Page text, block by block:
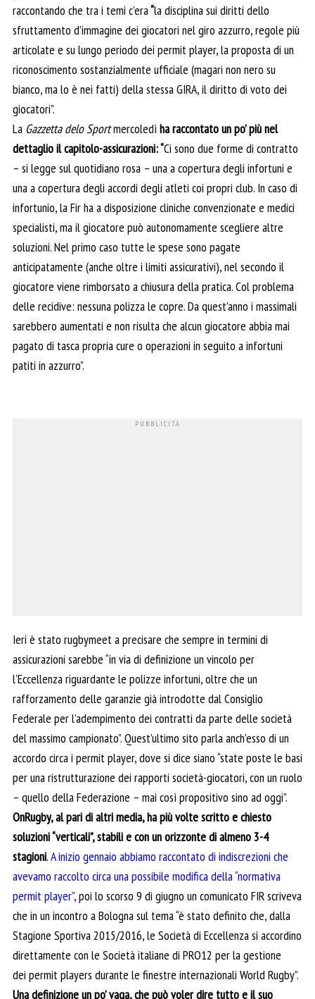
raccontando che tra i temi c’era“la disciplina sui diritti dello
sfruttamento d’immagine dei giocatori nel giro azzurro, regole più
articolate e su lungo periodo dei permit player, la proposta di un
riconoscimento sostanzialmente ufficiale (magari non nero su
bianco, ma lo è nei fatti) della stessa GIRA, il diritto di voto dei
giocatori”.
La Gazzetta delo Sportmercoledì ha raccontato un po’ più nel
dettaglio il capitolo-assicurazioni: “Ci sono due forme di contratto
– si legge sul quotidiano rosa – una a copertura degli infortuni e
una a copertura degli accordi degli atleti coi propri club. In caso di
infortunio, la Fir ha a disposizione cliniche convenzionate e medici
specialisti, ma il giocatore può autonomamente scegliere altre
soluzioni. Nel primo caso tutte le spese sono pagate
anticipatamente (anche oltre i limiti assicurativi), nel secondo il
giocatore viene rimborsato a chiusura della pratica. Col problema
delle recidive: nessuna polizza le copre. Da quest’anno i massimali
sarebbero aumentati e non risulta che alcun giocatore abbia mai
pagato di tasca propria cure o operazioni in seguito a infortuni
patiti in azzurro”.
Ieri è stato rugbymeet a precisare che sempre in termini di
assicurazioni sarebbe “in via di definizione un vincolo per
l’Eccellenza riguardante le polizze infortuni, oltre che un
rafforzamento delle garanzie già introdotte dal Consiglio
Federale per l’adempimento dei contratti da parte delle società
del massimo campionato”. Quest’ultimo sito parla anch’esso di un
accordo circa i permit player, dove si dice siano “state poste le basi
per una ristrutturazione dei rapporti società-giocatori, con un ruolo
– quello della Federazione – mai così propositivo sino ad oggi”.
OnRugby, al pari di altri media, ha più volte scritto e chiesto
soluzioni “verticali”, stabili e con un orizzonte di almeno 3-4
stagioni.A inizio gennaio abbiamo raccontato di indiscrezioni che
avevamo raccolto circa una possibile modifica della “normativa
permit player”, poi lo scorso 9 di giugno un comunicato FIR scriveva
che in un incontro a Bologna sul tema “è stato definito che, dalla
Stagione Sportiva 2015/2016, le Società di Eccellenza si accordino
direttamente con le Società italiane di PRO12 per la gestione
dei permit players durante le finestre internazionali World Rugby”.
Una definizione un po’ vaga, che può voler dire tutto e il suo